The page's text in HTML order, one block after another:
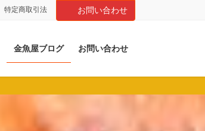
特定商取引法 お問い合わせ
金魚屋ブログ お問い合わせ